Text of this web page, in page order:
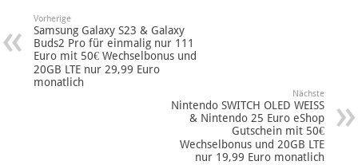
Vorherige
Samsung Galaxy S23 & Galaxy
Buds2 Pro für einmalig nur 111
Euro mit 50€ Wechselbonus und
20GB LTE nur 29,99 Euro
monatlich
Nächste
Nintendo SWITCH OLED WEISS
& Nintendo 25 Euro eShop
Gutschein mit 50€
Wechselbonus und 20GB LTE
nur 19,99 Euro monatlich